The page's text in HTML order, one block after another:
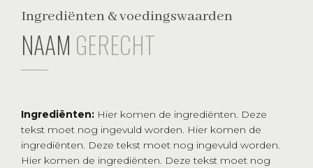
Ingrediënten & voedingswaarden
NAAM GERECHT
Ingrediënten: Hier komen de ingrediënten. Deze
tekst moet nog ingevuld worden. Hier komen de
ingrediënten. Deze tekst moet nog ingevuld worden.
Hier komen de ingrediënten. Deze tekst moet nog